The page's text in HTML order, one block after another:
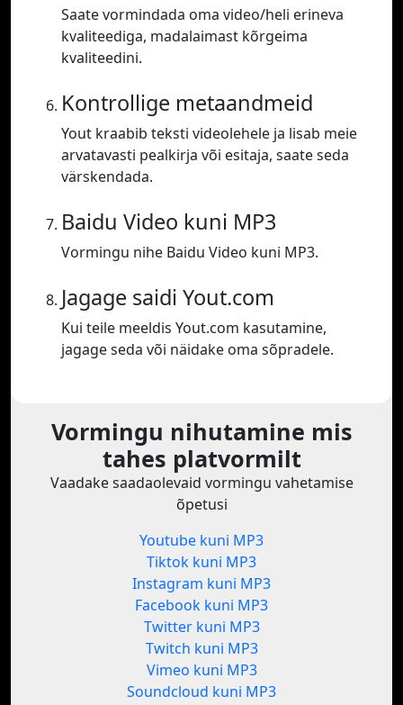
Saate vormindada oma video/heli erineva
kvaliteediga, madalaimast kõrgeima
kvaliteedini.
Kontrollige metaandmeid
Yout kraabib teksti videolehele ja lisab meie
arvatavasti pealkirja või esitaja, saate seda
värskendada.
Baidu Video kuni MP3
Vormingu nihe Baidu Video kuni MP3.
Jagage saidi Yout.com
Kui teile meeldis Yout.com kasutamine,
jagage seda või näidake oma sõpradele.
Vormingu nihutamine mis
tahes platvormilt
Vaadake saadaolevaid vormingu vahetamise
õpetusi
Youtube kuni MP3
Tiktok kuni MP3
Instagram kuni MP3
Facebook kuni MP3
Twitter kuni MP3
Twitch kuni MP3
Vimeo kuni MP3
Soundcloud kuni MP3